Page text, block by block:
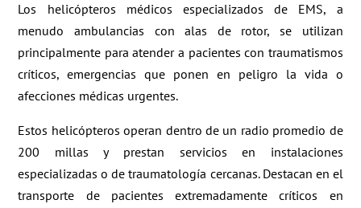
Los helicópteros médicos especializados de EMS, a
menudo ambulancias con alas de rotor, se utilizan
principalmente para atender a pacientes con traumatismos
críticos, emergencias que ponen en peligro la vida o
afecciones médicas urgentes.
Estos helicópteros operan dentro de un radio promedio de
200 millas y prestan servicios en instalaciones
especializadas o de traumatología cercanas. Destacan en el
transporte de pacientes extremadamente críticos en